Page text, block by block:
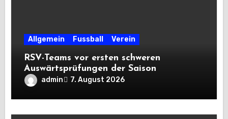
Allgemein Fussball Verein
RSV-Teams vor ersten schweren
Auswärtsprüfungen der Saison
admin 7. August 2026